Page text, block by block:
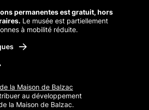
permanentes est gratuit, hors
Le musée est partiellement
à mobilité réduite.
la Maison de Balzac
au développement
la Maison de Balzac.